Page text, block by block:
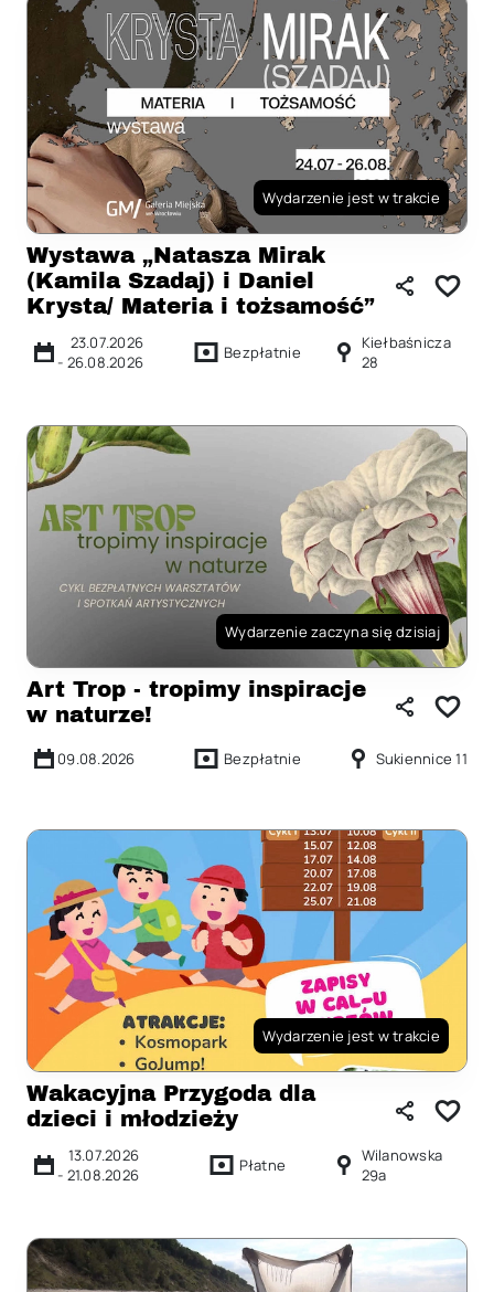
Wydarzenie jest w trakcie
Wystawa „Natasza Mirak
(Kamila Szadaj) i Daniel
Krysta/ Materia i tożsamość”
23.07.2026
- 26.08.2026 Bezpłatnie
Kiełbaśnicza
28
Wydarzenie zaczyna się dzisiaj
Art Trop - tropimy inspiracje
w naturze!
09.08.2026 Bezpłatnie Sukiennice 11
Wydarzenie jest w trakcie
Wakacyjna Przygoda dla
dzieci i młodzieży
13.07.2026
- 21.08.2026 Płatne
Wilanowska
29a